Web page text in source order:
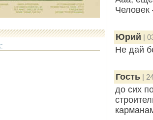
Юрий |
Не дай
Гость |
до сих